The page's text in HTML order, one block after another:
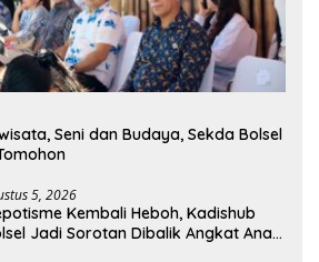
Seni dan Budaya, Sekda Bolsel
5, 2026
Kembali Heboh, Kadishub
Jadi Sorotan Dibalik Angkat Anak